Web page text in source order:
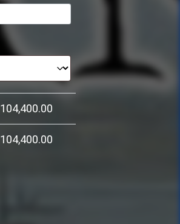
104,400.00
104,400.00